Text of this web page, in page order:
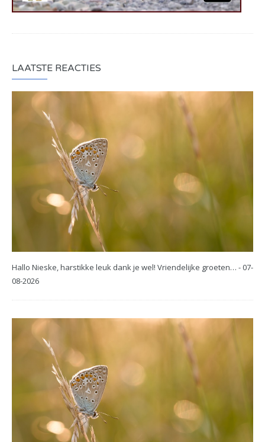
LAATSTE REACTIES
Hallo Nieske, harstikke leuk dank je wel! Vriendelijke groeten… - 07-
08-2026